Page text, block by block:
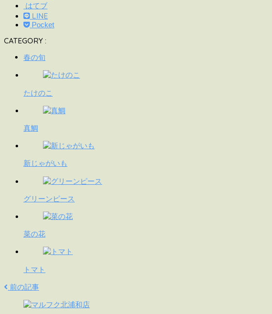
はてブ
LINE
Pocket
CATEGORY :
春の旬
たけのこ
真鯛
新じゃがいも
グリーンピース
菜の花
トマト
前の記事